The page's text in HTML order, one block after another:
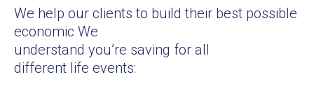
SERVIÇOS
PROJETOS
LINHAS
DOCUMENTOS
We help our clients to build their best possible
economic We
understand you’re saving for all
different life events: